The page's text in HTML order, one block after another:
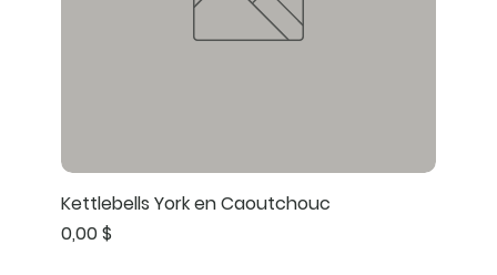
Kettlebells York en Caoutchouc
Prix
0,00 $